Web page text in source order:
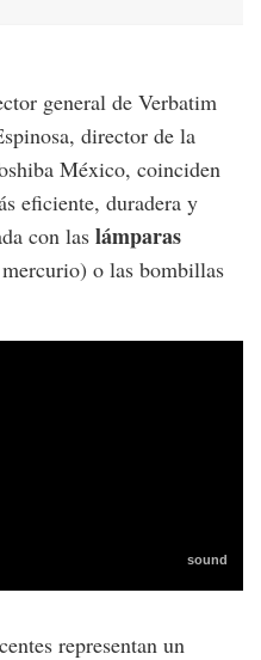
general de Verbatim
director de la
México, coinciden
eficiente, duradera y
con las lámparas
o las bombillas
representan un